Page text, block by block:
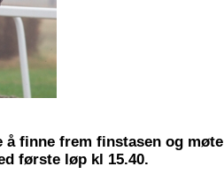
å finne frem finstasen og møte
første løp kl 15.40.